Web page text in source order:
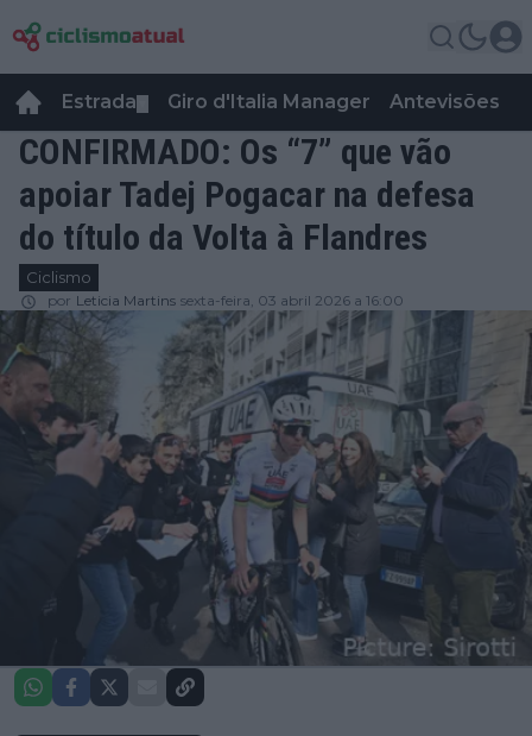
Estrada Giro d'Italia Manager Antevisões
CONFIRMADO: Os “7” que vão
apoiar Tadej Pogacar na defesa
do título da Volta à Flandres
Ciclismo
por Leticia Martins sexta-feira, 03 abril 2026 a 16:00